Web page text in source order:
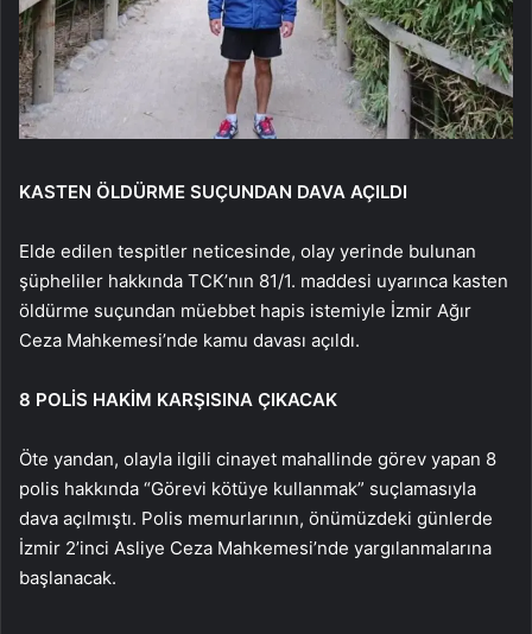
KASTEN ÖLDÜRME SUÇUNDAN DAVA AÇILDI
Elde edilen tespitler neticesinde, olay yerinde bulunan
şüpheliler hakkında TCK’nın 81/1. maddesi uyarınca kasten
öldürme suçundan müebbet hapis istemiyle İzmir Ağır
Ceza Mahkemesi’nde kamu davası açıldı.
8 POLİS HAKİM KARŞISINA ÇIKACAK
Öte yandan, olayla ilgili cinayet mahallinde görev yapan 8
polis hakkında “Görevi kötüye kullanmak” suçlamasıyla
dava açılmıştı. Polis memurlarının, önümüzdeki günlerde
İzmir 2’inci Asliye Ceza Mahkemesi’nde yargılanmalarına
başlanacak.